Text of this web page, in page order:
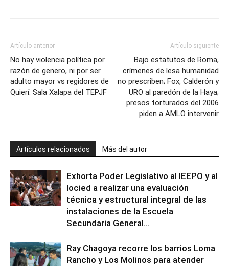
Artículo anterior
No hay violencia política por
razón de genero, ni por ser
adulto mayor vs regidores de
Quierí: Sala Xalapa del TEPJF
Artículo siguiente
Bajo estatutos de Roma,
crímenes de lesa humanidad
no prescriben; Fox, Calderón y
URO al paredón de la Haya;
presos torturados del 2006
piden a AMLO intervenir
Artículos relacionados Más del autor
Exhorta Poder Legislativo al IEEPO y al
Iocied a realizar una evaluación
técnica y estructural integral de las
instalaciones de la Escuela
Secundaria General...
Ray Chagoya recorre los barrios Loma
Rancho y Los Molinos para atender